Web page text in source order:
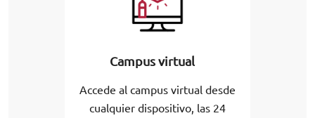
Campus virtual
Accede al campus virtual desde
cualquier dispositivo, las 24